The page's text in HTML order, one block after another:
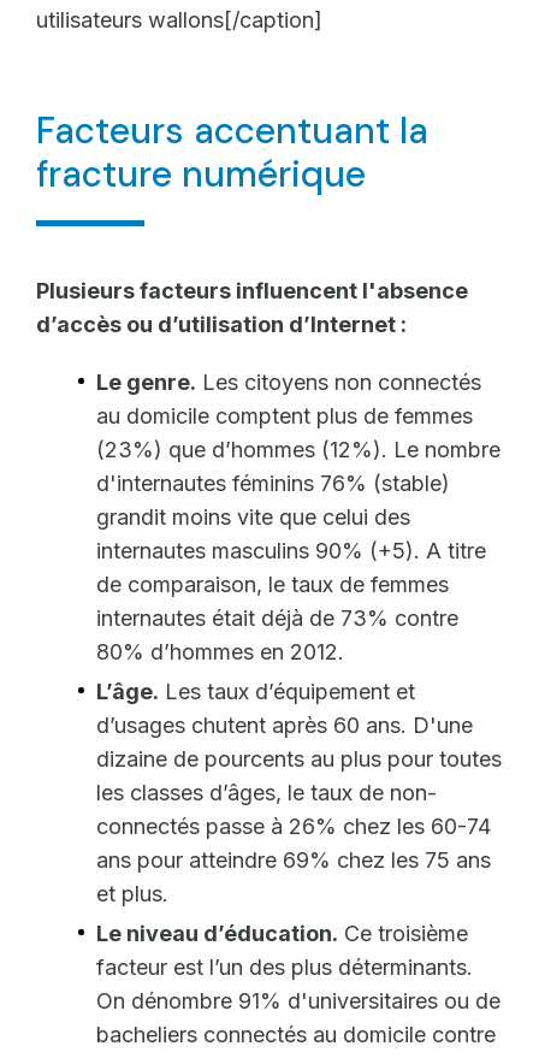
utilisateurs wallons[/caption]
Facteurs accentuant la
fracture numérique
Plusieurs facteurs influencent l'absence
d’accès ou d’utilisation d’Internet :
Le genre. Les citoyens non connectés
au domicile comptent plus de femmes
(23%) que d’hommes (12%). Le nombre
d'internautes féminins 76% (stable)
grandit moins vite que celui des
internautes masculins 90% (+5). A titre
de comparaison, le taux de femmes
internautes était déjà de 73% contre
80% d’hommes en 2012.
L’âge. Les taux d’équipement et
d’usages chutent après 60 ans. D'une
dizaine de pourcents au plus pour toutes
les classes d’âges, le taux de non-
connectés passe à 26% chez les 60-74
ans pour atteindre 69% chez les 75 ans
et plus.
Le niveau d’éducation. Ce troisième
facteur est l’un des plus déterminants.
On dénombre 91% d'universitaires ou de
bacheliers connectés au domicile contre